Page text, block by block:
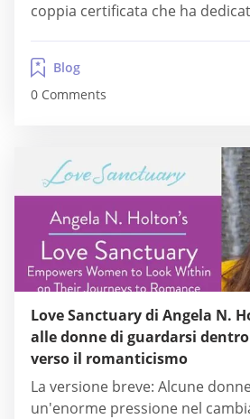
coppia certificata che ha
dal letto. A tal fine, fornisce
linguaggio del corpo e altri...
Blog
0 Comments
Love Sanctuary di Angela N.
alle donne di guardarsi
verso il romanticismo
La versione breve: Alcune
un'enorme pressione nel